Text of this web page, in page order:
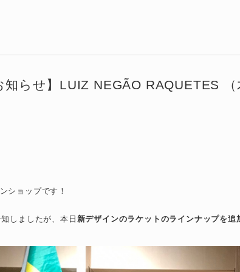
知らせ】LUIZ NEGÃO RAQUETES
ショップです！
しましたが、本日 新デザインのラケットのラインナップを追